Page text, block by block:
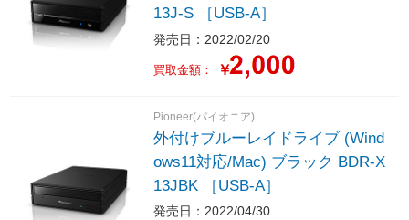
13J-S ［USB-A］
発売日：2022/02/20
買取金額： ￥
Pioneer(パイオニア)
外付けブルーレイドライブ (Wind
ows11対応/Mac) ブラック BDR-X
13JBK ［USB-A］
発売日：2022/04/30